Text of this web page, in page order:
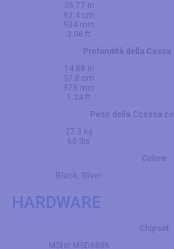
36.77 in
93.4 cm
934 mm
3.06 ft
Profondità della Cassa
14.88 in
37.8 cm
378 mm
1.24 ft
Peso della Ccassa
27.3 kg
60 lbs
Colore
Black, Silver
HARDWARE
Chipset
MStar MSD6886